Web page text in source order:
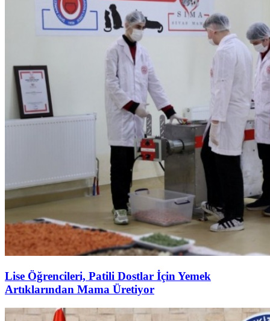
Lise Öğrencileri, Patili Dostlar İçin Yemek
Artıklarından Mama Üretiyor